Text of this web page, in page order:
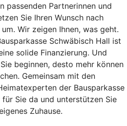
passenden Partnerinnen und
Sie Ihren Wunsch nach
Wir zeigen Ihnen, was geht.
Schwäbisch Hall ist
solide Finanzierung. Und
beginnen, desto mehr können
Gemeinsam mit den
der Bausparkasse
Sie da und unterstützen Sie
Zuhause.